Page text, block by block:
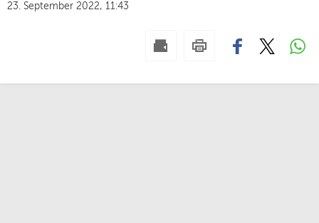
23. September 2022, 11:43